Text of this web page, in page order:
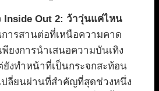
Inside Out 2: ว้าวุ่นแค่ไหน
การสานต่อที่เหนือความคาด
ยงการนำเสนอความบันเทิง
งทำหน้าที่เป็นกระจกสะท้อน
ปลี่ยนผ่านที่สำคัญที่สุดช่วงหนึ่ง